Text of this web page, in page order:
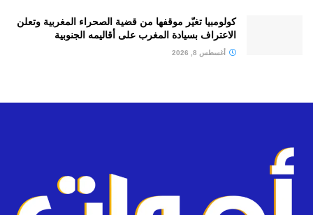
كولومبيا تغيّر موقفها من قضية الصحراء المغربية وتعلن
الاعتراف بسيادة المغرب على أقاليمه الجنوبية
أغسطس 8, 2026